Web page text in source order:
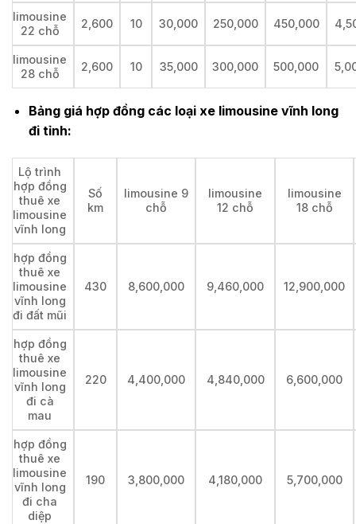
limousine
22 chỗ
2,600 10 30,000 250,000 450,000
limousine
28 chỗ
2,600 10 35,000 300,000 500,000
Bảng giá hợp đồng các loại xe limousine vĩnh long
đi tỉnh:
Lộ trình
hợp đồng
thuê xe
limousine
vĩnh long
Số
km
limousine 9
chỗ
limousine
12 chỗ
limousine
18 chỗ
hợp đồng
thuê xe
limousine
vĩnh long
đi đất mũi
430 8,600,000 9,460,000 12,900,000
hợp đồng
thuê xe
limousine
vĩnh long
đi cà
mau
220 4,400,000 4,840,000 6,600,000
hợp đồng
thuê xe
limousine
vĩnh long
đi cha
diệp
190 3,800,000 4,180,000 5,700,000